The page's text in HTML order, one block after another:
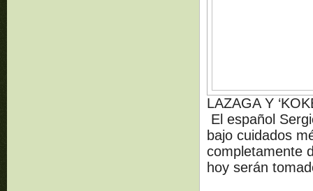
LAZAGA Y
El español
bajo cuidados
completamente
hoy serán